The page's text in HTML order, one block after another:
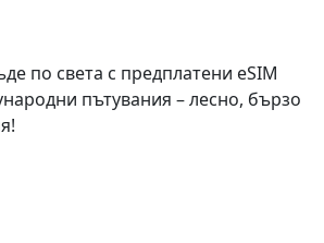
по света с предплатени eSIM
пътувания – лесно, бързо